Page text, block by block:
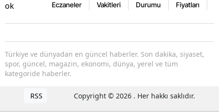
Eczaneler
Vakitleri
Durumu
Fiyatları
Türkiye ve dünyadan en güncel haberler. Son dakika, siyaset,
spor, güncel, magazin, ekonomi, dünya, yerel ve tüm
kategoride haberler.
RSS Copyright © 2026 . Her hakkı saklıdır.